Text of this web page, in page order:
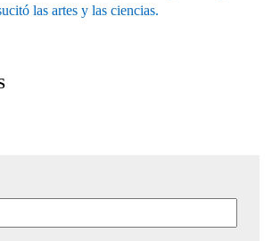
las artes y las ciencias.